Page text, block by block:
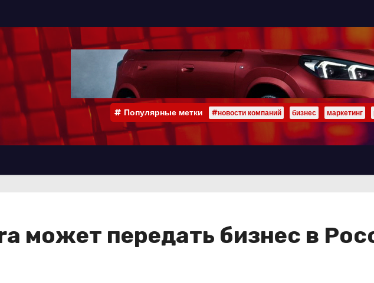
Популярные метки #новости компаний бизнес маркетинг
может передать бизнес в